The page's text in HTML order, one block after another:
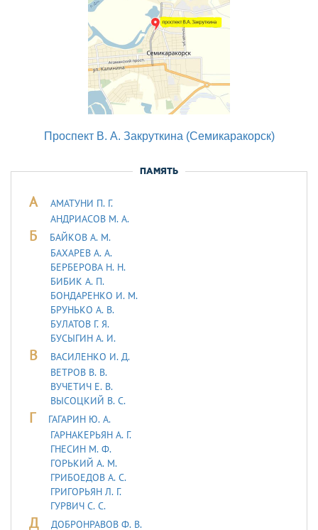
Проспект В. А. Закруткина (Семикаракорск)
ПАМЯТЬ
А
АМАТУНИ П. Г.
АНДРИАСОВ М. А.
Б
БАЙКОВ А. М.
БАХАРЕВ А. А.
БЕРБЕРОВА Н. Н.
БИБИК А. П.
БОНДАРЕНКО И. М.
БРУНЬКО А. В.
БУЛАТОВ Г. Я.
БУСЫГИН А. И.
В
ВАСИЛЕНКО И. Д.
ВЕТРОВ В. В.
ВУЧЕТИЧ Е. В.
ВЫСОЦКИЙ В. С.
Г
ГАГАРИН Ю. А.
ГАРНАКЕРЬЯН А. Г.
ГНЕСИН М. Ф.
ГОРЬКИЙ А. М.
ГРИБОЕДОВ А. С.
ГРИГОРЬЯН Л. Г.
ГУРВИЧ С. С.
Д
ДОБРОНРАВОВ Ф. В.